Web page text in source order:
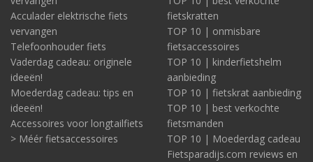
Acculader elektrische fiets
vervangen
Telefoonhouder fiets
Vaderdag cadeau: originele
ideeën!
Moederdag cadeau: tips en
ideeën!
Accessoires voor longtailfiets
> Méér fietsaccessoires
fietskratten
TOP 10 | onmisbare
fietsaccessoires
TOP 10 | kinderfietshelm
aanbieding
TOP 10 | fietskrat aanbieding
TOP 10 | best verkochte
fietsmanden
TOP 10 | Moederdag cadeau
Fietsparadijs.com reviews en